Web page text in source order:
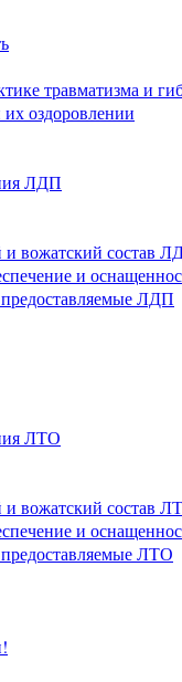
травматизма и
оздоровлении
ЛДП
и вожатский состав
и
ЛДП
ЛТО
и вожатский состав
и
ЛТО